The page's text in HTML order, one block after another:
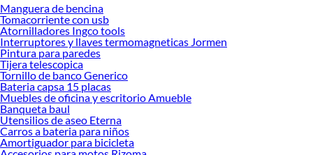
hay sets completos que incluyen múltiples tamaños, ideales para quienes buscan
versatilidad en un solo paquete. Esta diversidad asegura que siempre exista una
opción que se ajuste a tu proyecto y a la herramienta que utilizas.
Antes de decidir, considera el tipo de material que vas a perforar y la frecuencia
de uso. Las brocas Ubermann no solo ofrecen calidad, también reducen el riesgo
de daños en la superficie y prolongan la vida útil de tus equipos. Descubre cuál se
adapta mejor a ti y lleva tus trabajos al siguiente nivel con herramientas
confiables. Explora nuestras colecciones disponibles y conoce más sobre sus
beneficios para elegir el set perfecto.
Compresora de aire
Manguera de bencina
Tomacorriente con usb
Atornilladores Ingco tools
Interruptores y llaves termomagneticas Jormen
Pintura para paredes
Tijera telescopica
Tornillo de banco Generico
Bateria capsa 15 placas
Muebles de oficina y escritorio Amueble
Banqueta baul
Utensilios de aseo Eterna
Carros a bateria para niños
Amortiguador para bicicleta